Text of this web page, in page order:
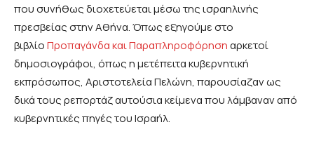
που συνήθως διοχετεύεται μέσω της ισραηλινής
πρεσβείας στην Αθήνα. Όπως εξηγούμε στο
βιβλίοΠροπαγάνδα και Παραπληροφόρησηαρκετοί
δημοσιογράφοι, όπως η μετέπειτα κυβερνητική
εκπρόσωπος, Αριστοτελεία Πελώνη, παρουσίαζαν ως
δικά τους ρεπορτάζ αυτούσια κείμενα που λάμβαναν από
κυβερνητικές πηγές του Ισραήλ.